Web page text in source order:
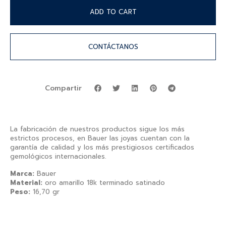
ADD TO CART
CONTÁCTANOS
Compartir
La fabricación de nuestros productos sigue los más
estrictos procesos, en Bauer las joyas cuentan con la
garantía de calidad y los más prestigiosos certificados
gemológicos internacionales.
Marca: Bauer
Material: oro amarillo 18k terminado satinado
Peso: 16,70 gr